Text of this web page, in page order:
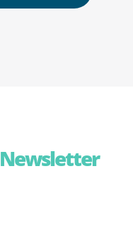
Newsletter